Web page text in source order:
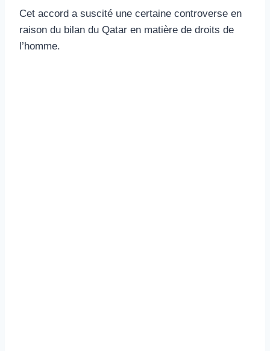
Cet accord a suscité une certaine controverse en
raison du bilan du Qatar en matière de droits de
l’homme.